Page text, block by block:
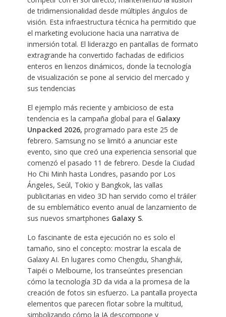
de tridimensionalidad desde múltiples ángulos de
visión. Esta infraestructura técnica ha permitido que
el marketing evolucione hacia una narrativa de
inmersión total. El liderazgo en pantallas de formato
extragrande ha convertido fachadas de edificios
enteros en lienzos dinámicos, donde la tecnología
de visualización se pone al servicio del mercado y
sus tendencias
El ejemplo más reciente y ambicioso de esta
tendencia es la campaña global para el Galaxy
Unpacked 2026, programado para este 25 de
febrero. Samsung no se limitó a anunciar este
evento, sino que creó una experiencia sensorial que
comenzó el pasado 11 de febrero. Desde la Ciudad
Ho Chi Minh hasta Londres, pasando por Los
Ángeles, Seúl, Tokio y Bangkok, las vallas
publicitarias en video 3D han servido como el tráiler
de su emblemático evento anual de lanzamiento de
sus nuevos smartphones Galaxy S.
Lo fascinante de esta ejecución no es solo el
tamaño, sino el concepto: mostrar la escala de
Galaxy AI. En lugares como Chengdu, Shanghái,
Taipéi o Melbourne, los transeúntes presencian
cómo la tecnología 3D da vida a la promesa de la
creación de fotos sin esfuerzo. La pantalla proyecta
elementos que parecen flotar sobre la multitud,
simbolizando cómo la IA descompone y